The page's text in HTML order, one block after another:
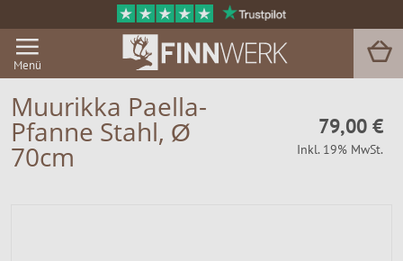
Menü
Grill & BBQ
Muurikka Paella-
Pfanne Stahl, Ø
70cm
79,00 €
Inkl. 19% MwSt.